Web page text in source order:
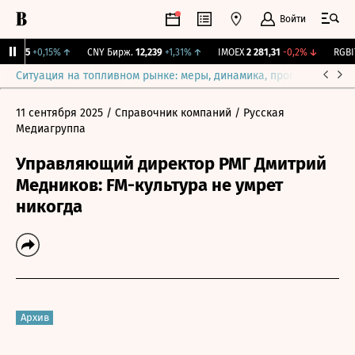
Войти
+0,15%↑ CNY Бирж. 12,239 +1,31% ↑ IMOEX 2 281,31 -0,2%↓
Ситуация на топливном рынке: меры, динамика, прогнозы
11 сентября 2025 / Справочник компаний / Русская
Медиагруппа
Управляющий директор РМГ Дмитрий
Медников: FM-культура не умрет
никогда
Архив